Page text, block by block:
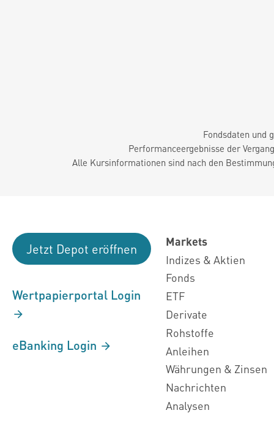
Fondsdaten und
Performanceergebnisse der
Alle Kursinformationen sind nach den
Jetzt Depot eröffnen
Wertpapierportal Login
eBanking Login
Markets
Indizes & Aktien
Fonds
ETF
Derivate
Rohstoffe
Anleihen
Währungen & Zinsen
Nachrichten
Analysen